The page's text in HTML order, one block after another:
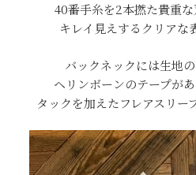
40番手糸を2本撚た貴重
キレイ見えするクリアな
バックネックには生地
ヘリンボーンのテープが
タックを加えたフレアスリー